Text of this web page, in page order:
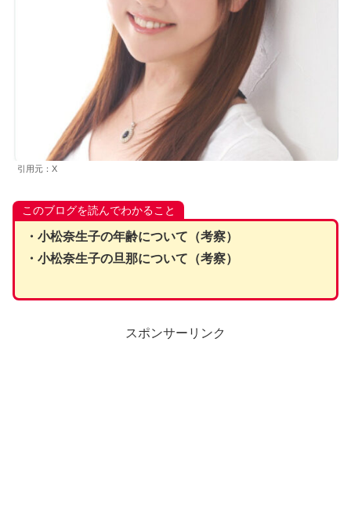
引用元：X
このブログを読んでわかること
・小松奈生子の年齢について（考察）
・小松奈生子の旦那について（考察）
スポンサーリンク